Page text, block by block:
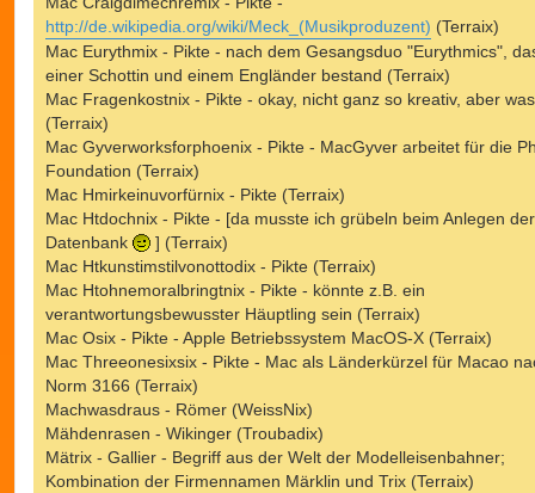
http://de.wikipedia.org/wiki/Meck_(Musikproduzent) (Terraix)
Mac Eurythmix - Pikte - nach dem Gesangsduo "Eurythmics",
einer Schottin und einem Engländer bestand (Terraix)
Mac Fragenkostnix - Pikte - okay, nicht ganz so kreativ, aber
(Terraix)
Mac Gyverworksforphoenix - Pikte - MacGyver arbeitet für die
Foundation (Terraix)
Mac Hmirkeinuvorfürnix - Pikte (Terraix)
Mac Htdochnix - Pikte - [da musste ich grübeln beim Anlegen der
Datenbank
] (Terraix)
Mac Htkunstimstilvonottodix - Pikte (Terraix)
Mac Htohnemoralbringtnix - Pikte - könnte z.B. ein
verantwortungsbewusster Häuptling sein (Terraix)
Mac Osix - Pikte - Apple Betriebssystem MacOS-X (Terraix)
Mac Threeonesixsix - Pikte - Mac als Länderkürzel für Macao
Norm 3166 (Terraix)
Machwasdraus - Römer (WeissNix)
Mähdenrasen - Wikinger (Troubadix)
Mätrix - Gallier - Begriff aus der Welt der Modelleisenbahner;
Kombination der Firmennamen Märklin und Trix (Terraix)